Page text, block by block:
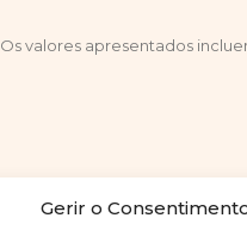
Gerir o
Os valores apresentados